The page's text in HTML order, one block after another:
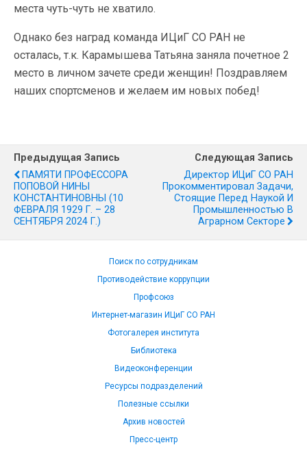
места чуть-чуть не хватило.
Однако без наград команда ИЦиГ СО РАН не
осталась, т.к. Карамышева Татьяна заняла почетное 2
место в личном зачете среди женщин! Поздравляем
наших спортсменов и желаем им новых побед!
Предыдущая Запись
ПАМЯТИ ПРОФЕССОРА
ПОПОВОЙ НИНЫ
КОНСТАНТИНОВНЫ (10
ФЕВРАЛЯ 1929 Г. – 28
СЕНТЯБРЯ 2024 Г.)
Следующая Запись
Директор ИЦиГ СО РАН
Прокомментировал Задачи,
Стоящие Перед Наукой И
Промышленностью В
Аграрном Секторе
Поиск по сотрудникам
Противодействие коррупции
Профсоюз
Интернет-магазин ИЦиГ СО РАН
Фотогалерея института
Библиотека
Видеоконференции
Ресурсы подразделений
Полезные ссылки
Архив новостей
Пресс-центр